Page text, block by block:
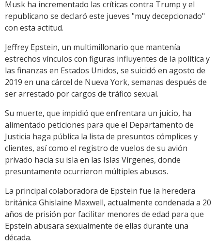
Musk ha incrementado las críticas contra Trump y el
republicano se declaró este jueves "muy decepcionado"
con esta actitud.
Jeffrey Epstein, un multimillonario que mantenía
estrechos vínculos con figuras influyentes de la política y
las finanzas en Estados Unidos, se suicidó en agosto de
2019 en una cárcel de Nueva York, semanas después de
ser arrestado por cargos de tráfico sexual.
Su muerte, que impidió que enfrentara un juicio, ha
alimentado peticiones para que el Departamento de
Justicia haga pública la lista de presuntos cómplices y
clientes, así como el registro de vuelos de su avión
privado hacia su isla en las Islas Vírgenes, donde
presuntamente ocurrieron múltiples abusos.
La principal colaboradora de Epstein fue la heredera
británica Ghislaine Maxwell, actualmente condenada a 20
años de prisión por facilitar menores de edad para que
Epstein abusara sexualmente de ellas durante una
década.